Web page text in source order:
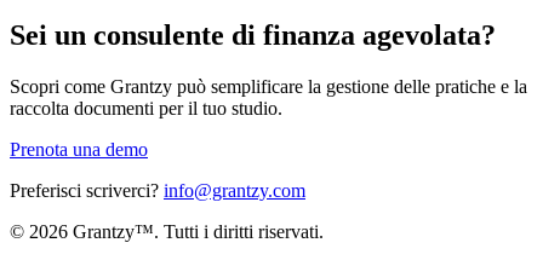
Sei un consulente di finanza agevolata?
Scopri come Grantzy può semplificare la gestione delle pratiche e la
raccolta documenti per il tuo studio.
Prenota una demo
Preferisci scriverci? info@grantzy.com
© 2026 Grantzy™. Tutti i diritti riservati.